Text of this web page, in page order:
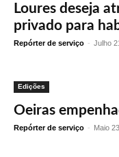
Loures deseja
privado para
Repórter de serviço - Julho
Edições
Oeiras
Repórter de serviço - Maio